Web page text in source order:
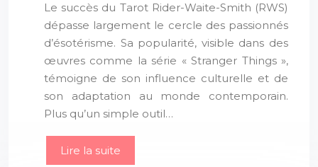
Le succès du Tarot Rider-Waite-Smith (RWS)
dépasse largement le cercle des passionnés
d’ésotérisme. Sa popularité, visible dans des
œuvres comme la série « Stranger Things »,
témoigne de son influence culturelle et de
son adaptation au monde contemporain.
Plus qu’un simple outil…
Lire la suite